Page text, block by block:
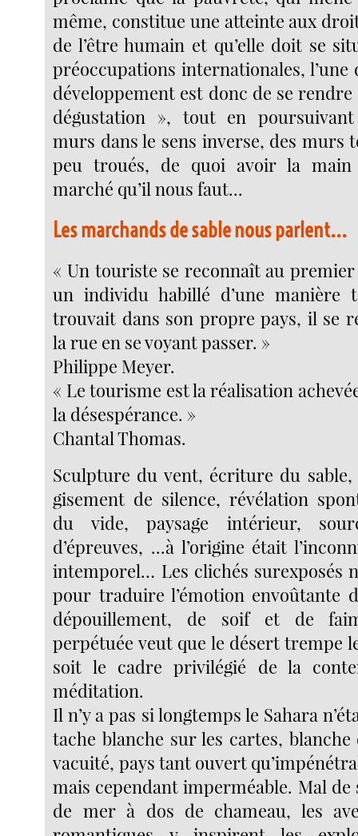
même, constitue une atteinte aux
de l’être humain et qu’elle doit se
préoccupations internationales, l’une
développement est donc de se
dégustation », tout en poursuivant
murs dans le sens inverse, des murs
peu troués, de quoi avoir la
marché qu’il nous faut...
Les marchands de sable nous parlent...
« Un touriste se reconnaît au premier
un individu habillé d’une manière
trouvait dans son propre pays, il se
la rue en se voyant passer. »
Philippe Meyer.
« Le tourisme est la réalisation
la désespérance. »
Chantal Thomas.
Sculpture du vent, écriture du
gisement de silence, révélation
du vide, paysage intérieur,
d’épreuves, ...à l’origine était
intemporel… Les clichés surexposés
pour traduire l’émotion envoûtante
dépouillement, de soif et de
perpétuée veut que le désert trempe
soit le cadre privilégié de la
méditation.
Il n’y a pas si longtemps le Sahara
tache blanche sur les cartes, blanche
vacuité, pays tant ouvert
mais cependant imperméable. Mal de
de mer à dos de chameau, les